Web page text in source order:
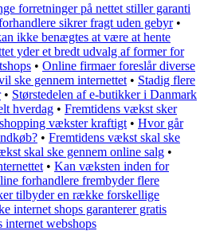
forretninger på nettet stiller garanti
sikrer fragt uden gebyr•
ikke benægtes at være at hente
yder et bredt udvalg af former for
• Online firmaer foreslår diverse
ske gennem internettet • Stadig flere
• Størstedelen af e-butikker i Danmark
hverdag • Fremtidens vækst sker
vækster kraftigt • Hvor går
• Fremtidens vækst skal ske
skal ske gennem online salg •
• Kan væksten inden for
forhandlere frembyder flere
tilbyder en række forskellige
internet shops garanterer gratis
internet webshops